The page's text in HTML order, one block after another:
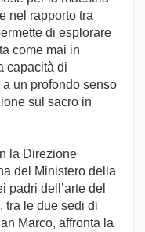
nel rapporto tra
di esplorare
come mai in
capacità di
un profondo senso
sul sacro in
la Direzione
del Ministero della
padri dell’arte del
tra le due sedi di
Marco, affronta la